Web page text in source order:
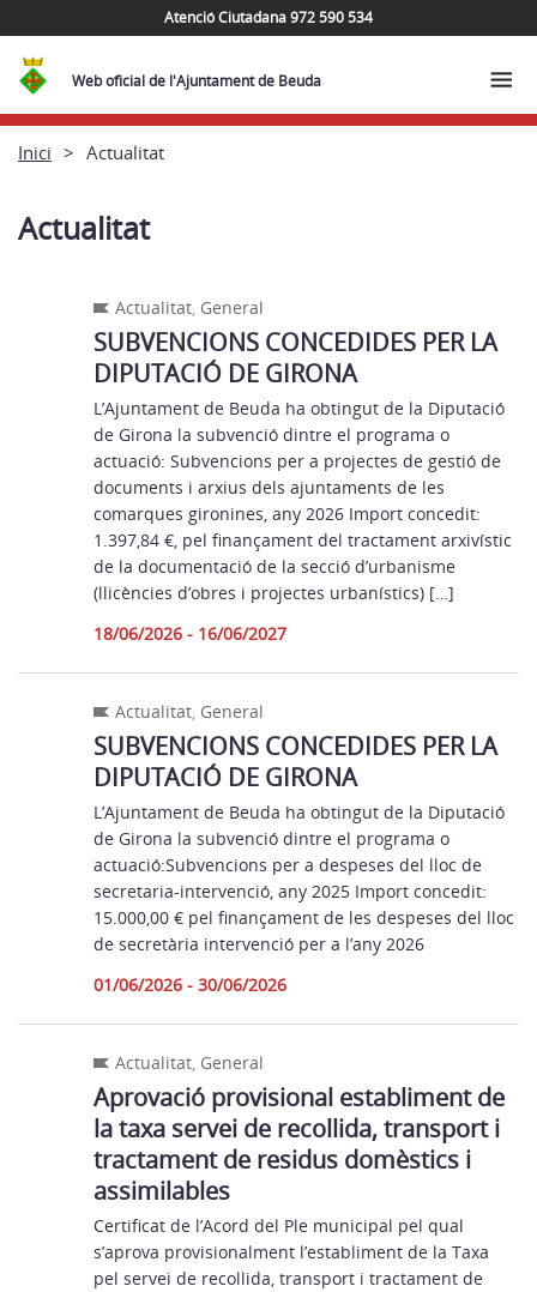
Atenció Ciutadana 972 590 534
Web oficial de l'Ajuntament de Beuda
Inici Actualitat
Actualitat
Actualitat, General
SUBVENCIONS CONCEDIDES PER LA
DIPUTACIÓ DE GIRONA
L’Ajuntament de Beuda ha obtingut de la Diputació
de Girona la subvenció dintre el programa o
actuació: Subvencions per a projectes de gestió de
documents i arxius dels ajuntaments de les
comarques gironines, any 2026 Import concedit:
1.397,84 €, pel finançament del tractament arxivístic
de la documentació de la secció d’urbanisme
(llicències d’obres i projectes urbanístics) […]
18/06/2026 - 16/06/2027
Actualitat, General
SUBVENCIONS CONCEDIDES PER LA
DIPUTACIÓ DE GIRONA
L’Ajuntament de Beuda ha obtingut de la Diputació
de Girona la subvenció dintre el programa o
actuació:Subvencions per a despeses del lloc de
secretaria-intervenció, any 2025 Import concedit:
15.000,00 € pel finançament de les despeses del lloc
de secretària intervenció per a l’any 2026
01/06/2026 - 30/06/2026
Actualitat, General
Aprovació provisional establiment de
la taxa servei de recollida, transport i
tractament de residus domèstics i
assimilables
Certificat de l’Acord del Ple municipal pel qual
s’aprova provisionalment l’establiment de la Taxa
pel servei de recollida, transport i tractament de